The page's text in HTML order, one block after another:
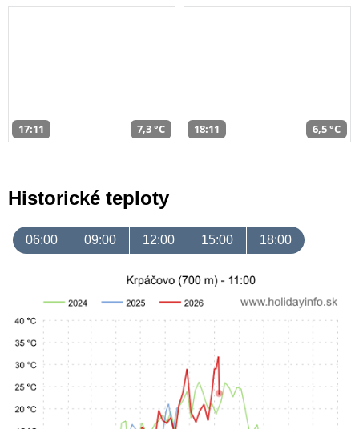
17:11 7,3 °C 18:11 6,5 °C
Historické teploty
06:00 09:00 12:00 15:00 18:00